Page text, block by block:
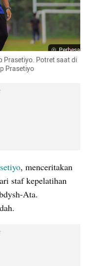
Perbesar
Prasetiyo. Potret saat di
Prasetiyo
, menceritakan
staf kepelatihan
Ata.